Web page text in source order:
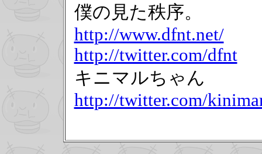
僕の見た秩序。
http://www.dfnt.net/
http://twitter.com/dfnt
キニマルちゃん
http://twitter.com/